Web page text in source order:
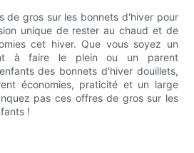
de gros sur les bonnets d'hiver pour
unique de rester au chaud et de
cet hiver. Que vous soyez un
à faire le plein ou un parent
des bonnets d'hiver douillets,
économies, praticité et un large
pas ces offres de gros sur les
!